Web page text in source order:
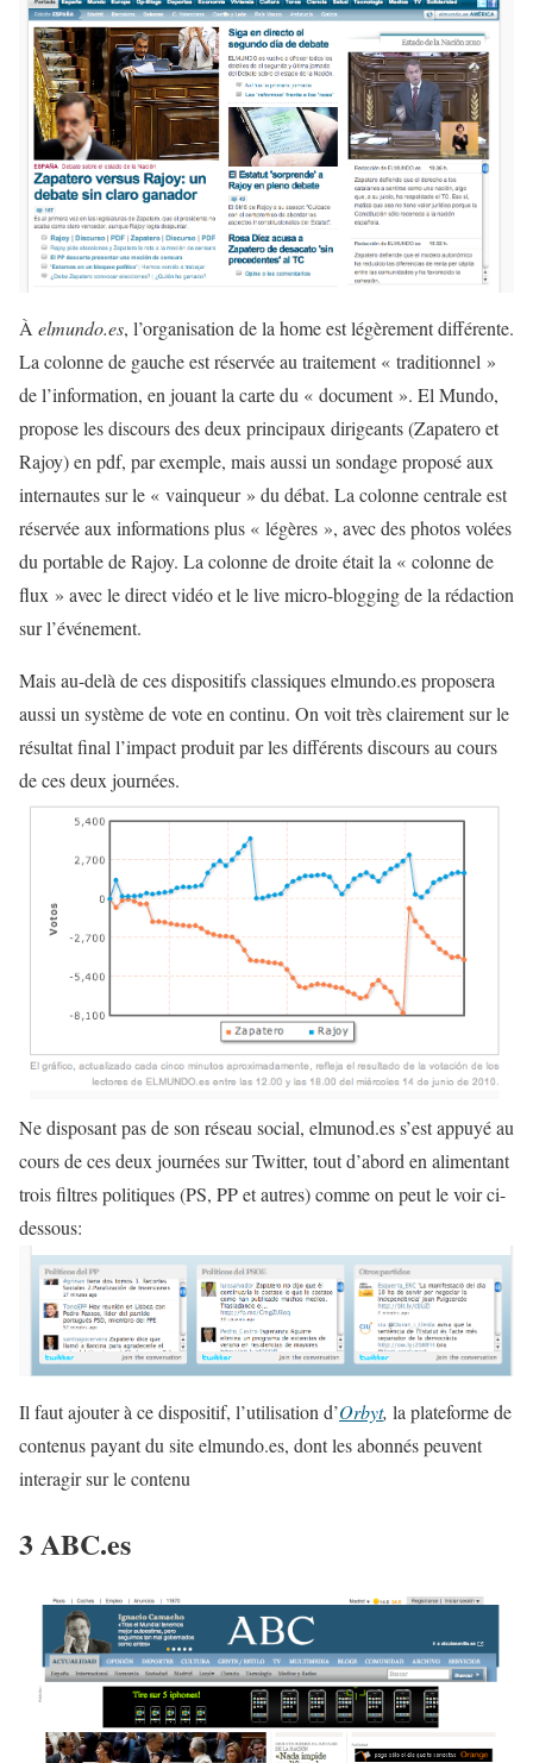
À elmundo.es, l’organisation de la home est légèrement différente.
La colonne de gauche est réservée au traitement « traditionnel »
de l’information, en jouant la carte du « document ». El Mundo,
propose les discours des deux principaux dirigeants (Zapatero et
Rajoy) en pdf, par exemple, mais aussi un sondage proposé aux
internautes sur le « vainqueur » du débat. La colonne centrale est
réservée aux informations plus « légères », avec des photos volées
du portable de Rajoy. La colonne de droite était la « colonne de
flux » avec le direct vidéo et le live micro-blogging de la rédaction
sur l’événement.
Mais au-delà de ces dispositifs classiques elmundo.es proposera
aussi un système de vote en continu. On voit très clairement sur le
résultat final l’impact produit par les différents discours au cours
de ces deux journées.
Ne disposant pas de son réseau social, elmunod.es s’est appuyé au
cours de ces deux journées sur Twitter, tout d’abord en alimentant
trois filtres politiques (PS, PP et autres) comme on peut le voir ci-
dessous:
Il faut ajouter à ce dispositif, l’utilisation d’Orbyt, la plateforme de
contenus payant du site elmundo.es, dont les abonnés peuvent
interagir sur le contenu
3 ABC.es